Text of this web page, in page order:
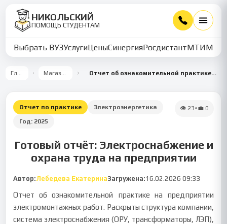
НИКОЛЬСКИЙ
ПОМОЩЬ СТУДЕНТАМ
Выбрать ВУЗУслугиЦеныСинергияРосдистантМТИММУ
Главная Магазин работ Отчет об ознакомительной практике на предприятии электромонтажных работ
Отчет по практике
Электроэнергетика
Год: 2025
👁 23•💼 0
Готовый отчёт: Электроснабжение и
охрана труда на предприятии
Автор:Лебедева ЕкатеринаЗагружена:16.02.2026 09:33
Отчет об ознакомительной практике на предприятии
электромонтажных работ. Раскрыты структура компании,
система электроснабжения (ОРУ, трансформаторы, ЛЭП),